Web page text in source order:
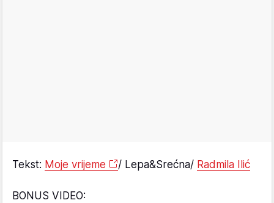
Tekst: Moje vrijeme / Lepa&Srećna/ Radmila Ilić
BONUS VIDEO: